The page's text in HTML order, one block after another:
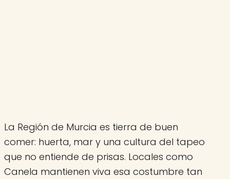
La Región de Murcia es tierra de buen
comer: huerta, mar y una cultura del tapeo
que no entiende de prisas. Locales como
Canela mantienen viva esa costumbre tan